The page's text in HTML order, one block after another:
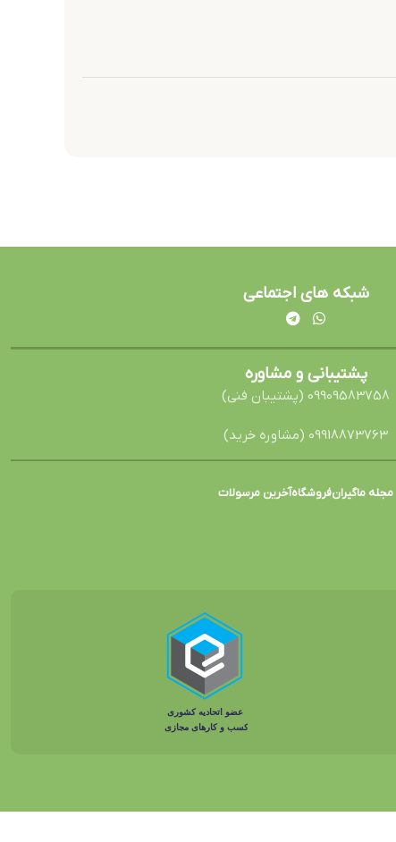
شبکه های اجتماعی
پشتیبانی و مشاوره
09909583758 (پشتیبان فنی)
09918873763 (مشاوره خرید)
مجله ماگیرانفروشگاهآخرین مرسولات